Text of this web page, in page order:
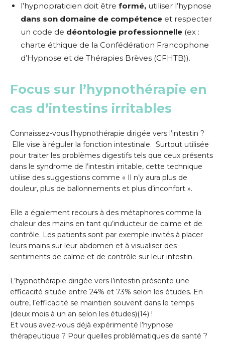
l’hypnopraticien doit être formé, utiliser l’hypnose
dans son domaine de compétence et respecter
un code de déontologie professionnelle (ex :
charte éthique de la Confédération Francophone
d’Hypnose et de Thérapies Brèves (CFHTB)).
Focus sur l’hypnothérapie en
cas d’intestins irritables
Connaissez-vous l’hypnothérapie dirigée vers l’intestin ?
Elle vise à réguler la fonction intestinale. Surtout utilisée
pour traiter les problèmes digestifs tels que ceux présents
dans le syndrome de l’intestin irritable, cette technique
utilise des suggestions comme « Il n’y aura plus de
douleur, plus de ballonnements et plus d’inconfort ».
Elle a également recours à des métaphores comme la
chaleur des mains en tant qu’inducteur de calme et de
contrôle. Les patients sont par exemple invités à placer
leurs mains sur leur abdomen et à visualiser des
sentiments de calme et de contrôle sur leur intestin.
L’hypnothérapie dirigée vers l’intestin présente une
efficacité située entre 24% et 73% selon les études. En
outre, l’efficacité se maintien souvent dans le temps
(deux mois à un an selon les études)(14) !
Et vous avez-vous déjà expérimenté l’hypnose
thérapeutique ? Pour quelles problématiques de santé ?